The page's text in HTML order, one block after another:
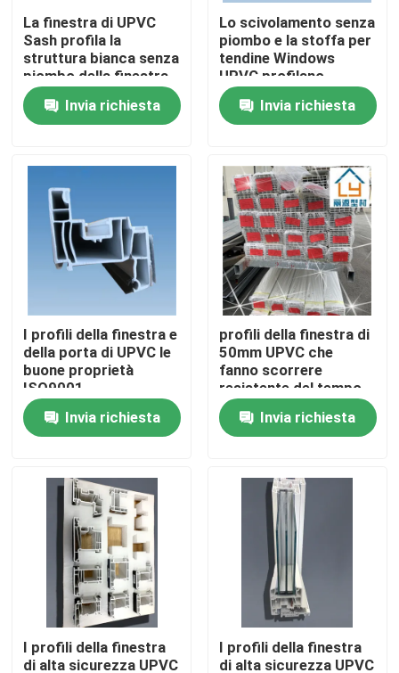
Prodotti
video
Circa noi
Giro della fabbrica
Controllo di qualità
Contattici
Richieda una citazione
Profili della porta di UPVC
Profili della finestra di UPVC
La finestra di UPVC
Sash profila la
struttura bianca senza
piombo della finestra
di scivolamento
Invia richiesta
Lo scivolamento senza
piombo e la stoffa per
tendine Windows
UPVC profilano
insettifugo rendono
incombustibile
Invia richiesta
I profili della finestra e
della porta di UPVC le
buone proprietà
ISO9001
dell'isolamento
termico approvate
Invia richiesta
profili della finestra di
50mm UPVC che
fanno scorrere
resistente del tempo
di apertura della
stoffa per tendine su
misura
Invia richiesta
I profili della finestra
di alta sicurezza UPVC
I profili della finestra
di alta sicurezza UPVC